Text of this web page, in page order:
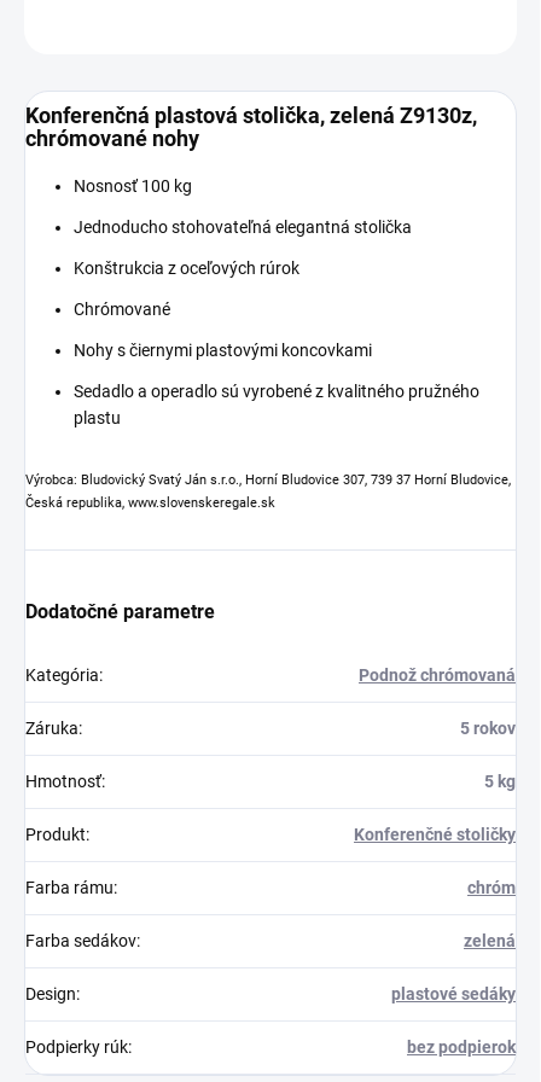
Konferenčná plastová stolička, zelená Z9130z,
chrómované nohy
Nosnosť 100 kg
Jednoducho stohovateľná elegantná stolička
Konštrukcia z oceľových rúrok
Chrómované
Nohy s čiernymi plastovými koncovkami
Sedadlo a operadlo sú vyrobené z kvalitného pružného
plastu
Výrobca: Bludovický Svatý Ján s.r.o., Horní Bludovice 307, 739 37 Horní Bludovice,
Česká republika, www.slovenskeregale.sk
Dodatočné parametre
Kategória: Podnož chrómovaná
Záruka: 5 rokov
Hmotnosť: 5 kg
Produkt: Konferenčné stoličky
Farba rámu: chróm
Farba sedákov: zelená
Design: plastové sedáky
Podpierky rúk: bez podpierok